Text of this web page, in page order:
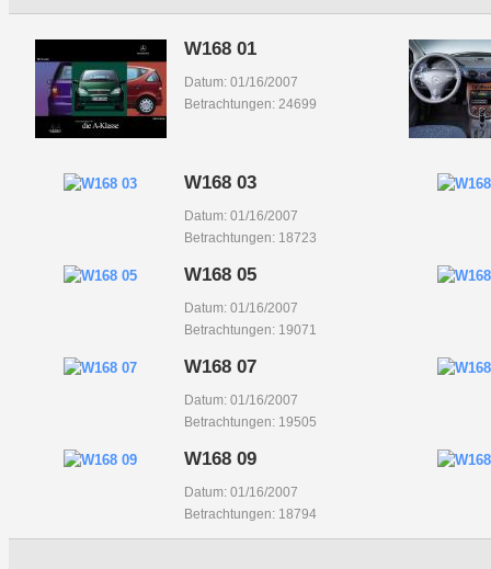
W168 01
Datum: 01/16/2007
Betrachtungen: 24699
W168 03
Datum: 01/16/2007
Betrachtungen: 18723
W168 05
Datum: 01/16/2007
Betrachtungen: 19071
W168 07
Datum: 01/16/2007
Betrachtungen: 19505
W168 09
Datum: 01/16/2007
Betrachtungen: 18794